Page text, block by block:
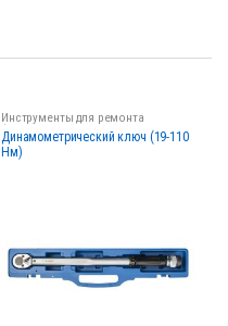
Инструменты для ремонта
форсунок
Динамометрический ключ (19-110
Нм)